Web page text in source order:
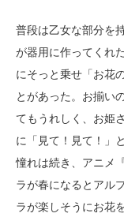
普段は乙女な部分を
が器用に作ってくれ
にそっと乗せ「お花
とがあった。お揃い
てもうれしく、お姫
に「見て！見て！」
憧れは続き、アニメ
ラが春になるとアル
ラが楽しそうにお花